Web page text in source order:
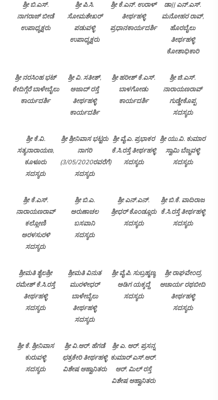
ಶ್ರೀ ಬಿ.ಎಸ್.
ನಾಗರಾಜ್ ಬೀಡೆ
ಉಪಾಧ್ಯಕ್ಷರು
ಶ್ರೀ ಪಿ.ಸಿ.
ಸೋಮಶೇಖರ್
ಪಡುವಳ್ಳಿ
ಉಪಾಧ್ಯಕ್ಷರು
ಶ್ರೀ ಕೆ.ಎನ್. ಉರಾಳ್
ತೀರ್ಥಹಳ್ಳಿ
ಪ್ರಧಾನಕಾರ್ಯದರ್ಶಿ
ಡಾ|| ಎನ್.ಎಸ್.
ಮನೋಹರ ರಾವ್,
ಹೊರಬೈಲು
ತೀರ್ಥಹಳ್ಳಿ
ಕೋಶಾಧಿಕಾರಿ
ಶ್ರೀ ನರಸಿಂಹ ಭಟ್
ಕೇದಿಗ್ಗೆರೆ ಬಾಳೇಬೈಲು
ಕಾರ್ಯದರ್ಶಿ
ಶ್ರೀ ವಿ. ಸತೀಶ್,
ಅಜಾದ್ ರಸ್ತೆ
ತೀರ್ಥಹಳ್ಳಿ
ಕಾರ್ಯದರ್ಶಿ
ಶ್ರೀ ಹರೀಶ್ ಕೆ.ಎಸ್.
ಬಾಳಗೋಡು
ಕಾರ್ಯದರ್ಶಿ
ಶ್ರೀ ಜಿ.ಎಸ್.
ನಾರಾಯಣರಾವ್
ಗುಡ್ಡೇಕೊಪ್ಪ
ಸದಸ್ಯರು
ಶ್ರೀ ಕೆ.ವಿ.
ಸತ್ಯನಾರಾಯಣ,
ಕೂಳೂರು
ಸದಸ್ಯರು
ಶ್ರೀ ಶ್ರೀನಿವಾಸ ಭಟ್ಟರು
ನಾಗರಿ
(3/05/2020ರವರೆಗೆ)
ಸದಸ್ಯರು
ಶ್ರೀ ವೈ.ಎ. ಪ್ರಭಾಕರ
ಕೆ.ಸಿ.ರಸ್ತೆ ತೀರ್ಥಹಳ್ಳಿ
ಸದಸ್ಯರು
ಶ್ರೀ ಯು.ವಿ. ಕುಮಾರ
ಸ್ವಾಮಿ ಬೆಜ್ಜವಳ್ಳಿ
ಸದಸ್ಯರು
ಶ್ರೀ ಕೆ.ಎಸ್.
ನಾರಾಯಣರಾವ್
ಕಲ್ಲೋಣಿ
ಅರಳಸುರಳಿ
ಸದಸ್ಯರು
ಶ್ರೀ ಬಿ.ಎ.
ಅರುಣಾಚಲ
ಬಸವಾನಿ
ಸದಸ್ಯರು
ಶ್ರೀ ಎನ್.ಎನ್.
ಶ್ರೀಧರ್ ಕೊಂಡ್ಲೂರು
ಸದಸ್ಯರು
ಶ್ರೀ ಬಿ.ಕೆ. ವಾದಿರಾಜ
ಕೆ.ಸಿ.ರಸ್ತೆ ತೀರ್ಥಹಳ್ಳಿ
ಸದಸ್ಯರು
ಶ್ರೀಮತಿ ಶೈಲಶ್ರೀ
ರಮೇಶ್ ಕೆ.ಸಿ.ರಸ್ತೆ
ತೀರ್ಥಹಳ್ಳಿ
ಸದಸ್ಯರು
ಶ್ರೀಮತಿ ವಿನುತ
ಮುರಳೀಧರ್
ಬಾಳೇಬೈಲು
ತೀರ್ಥಹಳ್ಳಿ
ಸದಸ್ಯರು
ಶ್ರೀ ವೈ.ಪಿ. ಸುಬ್ರಹ್ಮಣ್ಯ
ಅಡಿಗ ಯಕ್ಕದ್ದೆ
ಸದಸ್ಯರು
ಶ್ರೀ ರಾಘವೇಂದ್ರ
ಆಚಾರ್ಯ ರಥಬೀದಿ
ತೀರ್ಥಹಳ್ಳಿ
ಸದಸ್ಯರು
ಶ್ರೀ ಕೆ. ಶ್ರೀನಿವಾಸ
ಕುರುವಳ್ಳಿ
ಸದಸ್ಯರು
ಶ್ರೀ ವಿ.ಆರ್. ಹೆಗಡೆ
ಛತ್ರಕೇರಿ ತೀರ್ಥಹಳ್ಳಿ
ವಿಶೇಷ ಆಹ್ವಾನಿತರು
ಶ್ರೀ ಎ. ಆರ್. ಪ್ರಸನ್ನ
ಕುಮಾರ್ ಎಸ್.ಆರ್.
ಆರ್. ಮಿಲ್ ರಸ್ತೆ
ವಿಶೇಷ ಆಹ್ವಾನಿತರು